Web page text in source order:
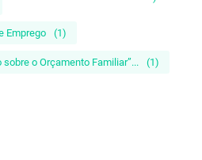
Emprego (1)
sobre o Orçamento Familiar”... (1)